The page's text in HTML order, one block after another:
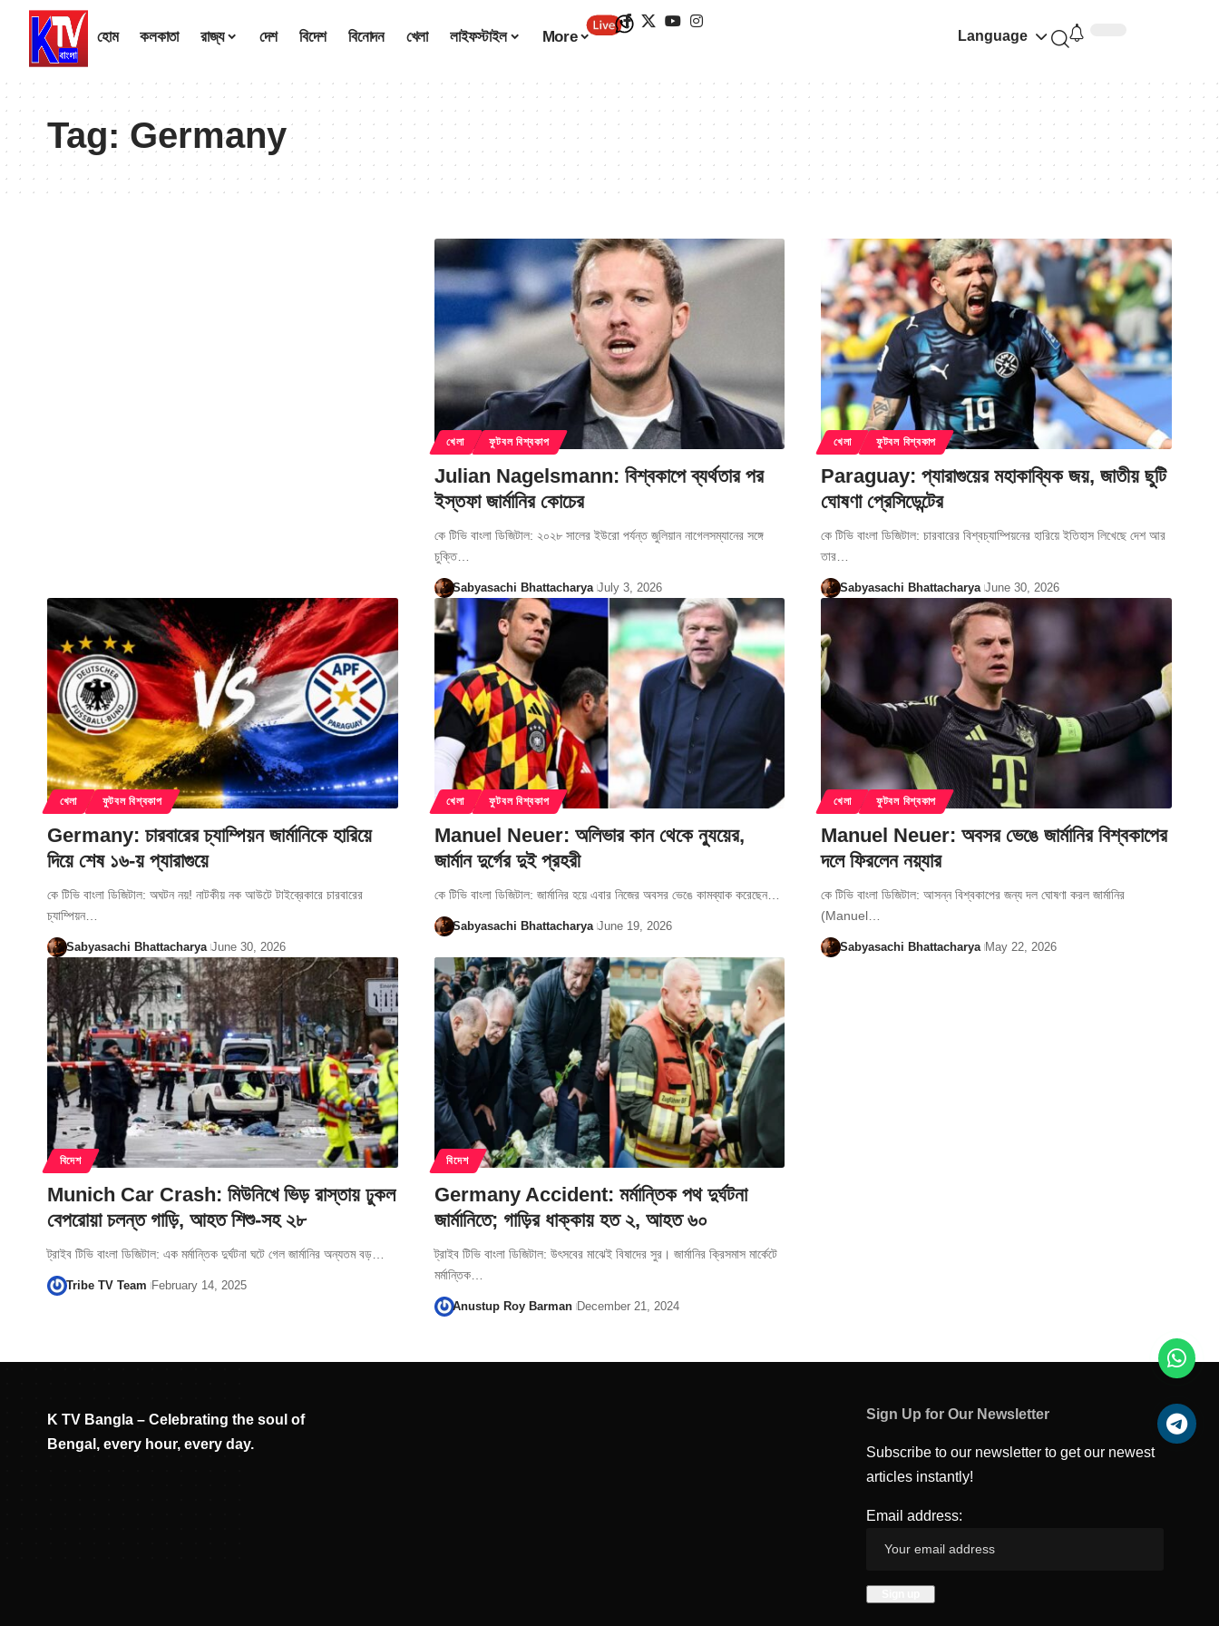
হোম কলকাতা রাজ্য দেশ বিদেশ বিনোদন খেলা লাইফস্টাইল More Language
Tag:Germany
খেলা ফুটবল বিশ্বকাপ
Julian Nagelsmann: বিশ্বকাপে ব্যর্থতার পর
ইস্তফা জার্মানির কোচের
কে টিভি বাংলা ডিজিটাল: ২০২৮ সালের ইউরো পর্যন্ত জুলিয়ান নাগেলসম্যানের সঙ্গে
চুক্তি…
Sabyasachi Bhattacharya July 3, 2026
খেলা ফুটবল বিশ্বকাপ
Paraguay: প্যারাগুয়ের মহাকাব্যিক জয়, জাতীয় ছুটি
ঘোষণা প্রেসিডেন্টের
কে টিভি বাংলা ডিজিটাল: চারবারের বিশ্বচ্যাম্পিয়নের হারিয়ে ইতিহাস লিখেছে দেশ আর
তার…
Sabyasachi Bhattacharya June 30, 2026
খেলা ফুটবল বিশ্বকাপ
Germany: চারবারের চ্যাম্পিয়ন জার্মানিকে হারিয়ে
দিয়ে শেষ ১৬-য় প্যারাগুয়ে
কে টিভি বাংলা ডিজিটাল: অঘটন নয়! নাটকীয় নক আউটে টাইব্রেকারে চারবারের
চ্যাম্পিয়ন…
Sabyasachi Bhattacharya June 30, 2026
খেলা ফুটবল বিশ্বকাপ
Manuel Neuer: অলিভার কান থেকে ন্যুয়ের,
জার্মান দুর্গের দুই প্রহরী
কে টিভি বাংলা ডিজিটাল: জার্মানির হয়ে এবার নিজের অবসর ভেঙে কামব্যাক করেছেন…
Sabyasachi Bhattacharya June 19, 2026
খেলা ফুটবল বিশ্বকাপ
Manuel Neuer: অবসর ভেঙে জার্মানির বিশ্বকাপের
দলে ফিরলেন নয়্যার
কে টিভি বাংলা ডিজিটাল: আসন্ন বিশ্বকাপের জন্য দল ঘোষণা করল জার্মানির
(Manuel…
Sabyasachi Bhattacharya May 22, 2026
বিদেশ
Munich Car Crash: মিউনিখে ভিড় রাস্তায় ঢুকল
বেপরোয়া চলন্ত গাড়ি, আহত শিশু-সহ ২৮
ট্রাইব টিভি বাংলা ডিজিটাল: এক মর্মান্তিক দুর্ঘটনা ঘটে গেল জার্মানির অন্যতম বড়…
Tribe TV Team February 14, 2025
বিদেশ
Germany Accident: মর্মান্তিক পথ দুর্ঘটনা
জার্মানিতে; গাড়ির ধাক্কায় হত ২, আহত ৬০
ট্রাইব টিভি বাংলা ডিজিটাল: উৎসবের মাঝেই বিষাদের সুর। জার্মানির ক্রিসমাস মার্কেটে
মর্মান্তিক…
Anustup Roy Barman December 21, 2024
K TV Bangla – Celebrating the soul of
Bengal, every hour, every day.
Sign Up for Our Newsletter
Subscribe to our newsletter to get our newest
articles instantly!
Email address: